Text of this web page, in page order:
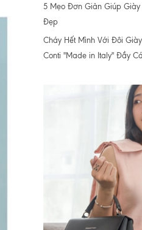
5 Mẹo Đơn Giản Giúp Giày
Đẹp
Cháy Hết Mình Với Đôi
Conti "Made in Italy" Đầy